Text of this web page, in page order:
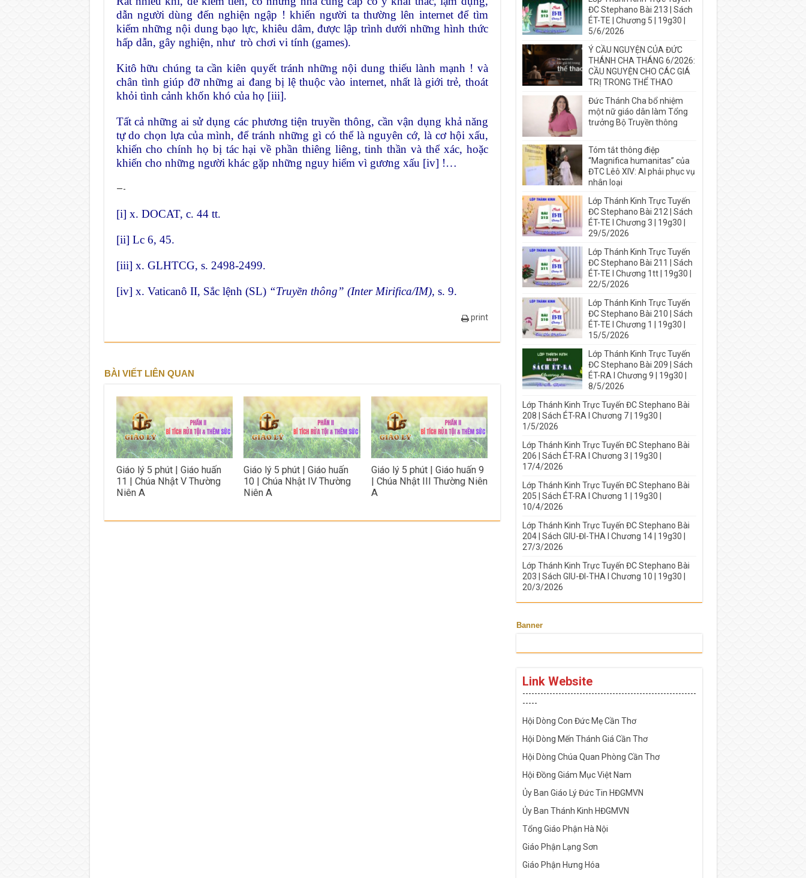
dẫn người dùng đến nghiện ngập ! khiến người ta thường lên internet để tìm
kiếm những nội dung bạo lực, khiêu dâm, được lập trình dưới những hình thức
hấp dẫn, gây nghiện, như trò chơi vi tính (games).
Kitô hữu chúng ta cần kiên quyết tránh những nội dung thiếu lành mạnh ! và
chân tình giúp đỡ những ai đang bị lệ thuộc vào internet, nhất là giới trẻ, thoát
khỏi tình cảnh khốn khó của họ [iii].
Tất cả những ai sử dụng các phương tiện truyền thông, cần vận dụng khả năng
tự do chọn lựa của mình, để tránh những gì có thể là nguyên cớ, là cơ hội xấu,
khiến cho chính họ bị tác hại về phần thiêng liêng, tinh thần và thể xác, hoặc
khiến cho những người khác gặp những nguy hiểm vì gương xấu [iv] !…
—-
[i] x. DOCAT, c. 44 tt.
[ii] Lc 6, 45.
[iii] x. GLHTCG, s. 2498-2499.
[iv] x. Vaticanô II, Sắc lệnh (SL) “Truyền thông” (Inter Mirifica/IM), s. 9.
print
BÀI VIẾT LIÊN QUAN
Giáo lý 5 phút | Giáo huấn
11 | Chúa Nhật V Thường
Niên A
Giáo lý 5 phút | Giáo huấn
10 | Chúa Nhật IV Thường
Niên A
Giáo lý 5 phút | Giáo huấn 9
| Chúa Nhật III Thường Niên
A
ĐC Stephano Bài 213 | Sách
ÉT-TE | Chương 5 | 19g30 |
5/6/2026
Ý CẦU NGUYỆN CỦA ĐỨC
THÁNH CHA THÁNG 6/2026:
CẦU NGUYỆN CHO CÁC GIÁ
TRỊ TRONG THỂ THAO
Đức Thánh Cha bổ nhiệm
một nữ giáo dân làm Tổng
trưởng Bộ Truyền thông
Tóm tắt thông điệp
“Magnifica humanitas” của
ĐTC Lêô XIV: AI phải phục vụ
nhân loại
Lớp Thánh Kinh Trực Tuyến
ĐC Stephano Bài 212 | Sách
ÉT-TE I Chương 3 | 19g30 |
29/5/2026
Lớp Thánh Kinh Trực Tuyến
ĐC Stephano Bài 211 | Sách
ÉT-TE I Chương 1tt | 19g30 |
22/5/2026
Lớp Thánh Kinh Trực Tuyến
ĐC Stephano Bài 210 | Sách
ÉT-TE I Chương 1 | 19g30 |
15/5/2026
Lớp Thánh Kinh Trực Tuyến
ĐC Stephano Bài 209 | Sách
ÉT-RA I Chương 9 | 19g30 |
8/5/2026
Lớp Thánh Kinh Trực Tuyến ĐC Stephano Bài
208 | Sách ÉT-RA I Chương 7 | 19g30 |
1/5/2026
Lớp Thánh Kinh Trực Tuyến ĐC Stephano Bài
206 | Sách ÉT-RA I Chương 3 | 19g30 |
17/4/2026
Lớp Thánh Kinh Trực Tuyến ĐC Stephano Bài
205 | Sách ÉT-RA I Chương 1 | 19g30 |
10/4/2026
Lớp Thánh Kinh Trực Tuyến ĐC Stephano Bài
204 | Sách GIU-ĐI-THA I Chương 14 | 19g30 |
27/3/2026
Lớp Thánh Kinh Trực Tuyến ĐC Stephano Bài
203 | Sách GIU-ĐI-THA I Chương 10 | 19g30 |
20/3/2026
Banner
Link Website
----------------------------------------------------------
-----
Hội Dòng Con Đức Mẹ Cần Thơ
Hội Dòng Mến Thánh Giá Cần Thơ
Hội Dòng Chúa Quan Phòng Cần Thơ
Hội Đồng Giám Mục Việt Nam
Ủy Ban Giáo Lý Đức Tin HĐGMVN
Ủy Ban Thánh Kinh HĐGMVN
Tổng Giáo Phận Hà Nội
Giáo Phận Lạng Sơn
Giáo Phận Hưng Hóa